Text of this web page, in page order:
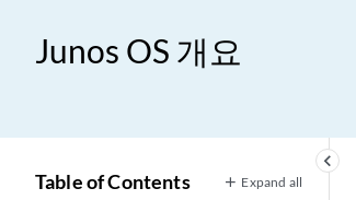
Junos OS 개요
keyboard_arrow_left
Table of Contents Expand all